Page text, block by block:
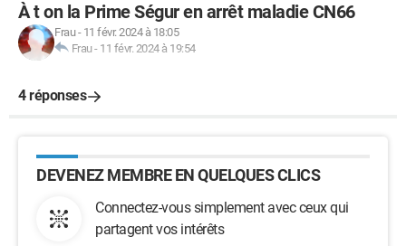
À t on la Prime Ségur en arrêt maladie CN66
Frau- 11 févr. 2024 à 18:05
Frau- 11 févr. 2024 à 19:54
4 réponses
DEVENEZ MEMBRE EN QUELQUES CLICS
Connectez-vous simplement avec ceux qui
partagent vos intérêts